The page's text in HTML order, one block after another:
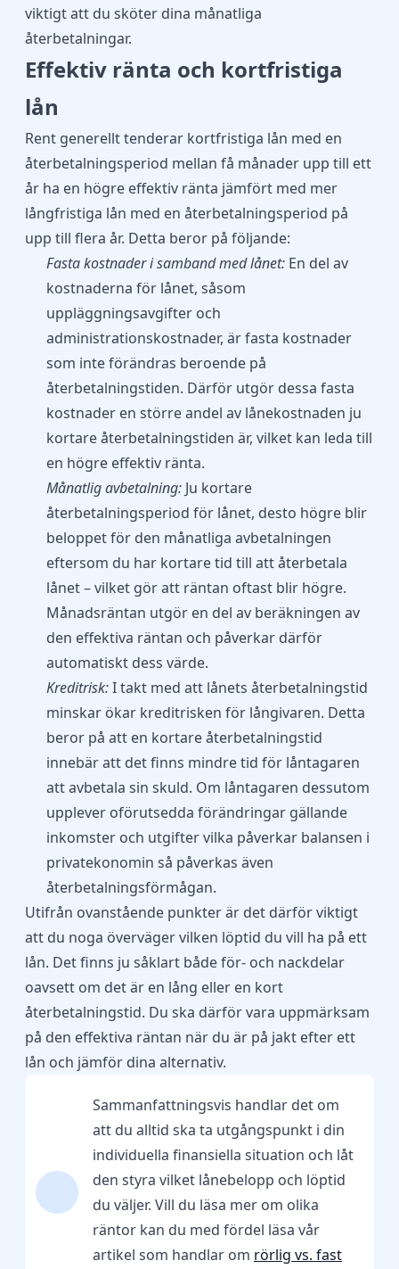
viktigt att du sköter dina månatliga
återbetalningar.
Effektiv ränta och kortfristiga
lån
Rent generellt tenderar kortfristiga lån med en
återbetalningsperiod mellan få månader upp till ett
år ha en högre effektiv ränta jämfört med mer
långfristiga lån med en återbetalningsperiod på
upp till flera år. Detta beror på följande:
Fasta kostnader i samband med lånet: En del av
kostnaderna för lånet, såsom
uppläggningsavgifter och
administrationskostnader, är fasta kostnader
som inte förändras beroende på
återbetalningstiden. Därför utgör dessa fasta
kostnader en större andel av lånekostnaden ju
kortare återbetalningstiden är, vilket kan leda till
en högre effektiv ränta.
Månatlig avbetalning: Ju kortare
återbetalningsperiod för lånet, desto högre blir
beloppet för den månatliga avbetalningen
eftersom du har kortare tid till att återbetala
lånet – vilket gör att räntan oftast blir högre.
Månadsräntan utgör en del av beräkningen av
den effektiva räntan och påverkar därför
automatiskt dess värde.
Kreditrisk:I takt med att lånets återbetalningstid
minskar ökar kreditrisken för långivaren. Detta
beror på att en kortare återbetalningstid
innebär att det finns mindre tid för låntagaren
att avbetala sin skuld. Om låntagaren dessutom
upplever oförutsedda förändringar gällande
inkomster och utgifter vilka påverkar balansen i
privatekonomin så påverkas även
återbetalningsförmågan.
Utifrån ovanstående punkter är det därför viktigt
att du noga överväger vilken löptid du vill ha på ett
lån. Det finns ju såklart både för- och nackdelar
oavsett om det är en lång eller en kort
återbetalningstid. Du ska därför vara uppmärksam
på den effektiva räntan när du är på jakt efter ett
lån och jämför dina alternativ.
Sammanfattningsvis handlar det om
att du alltid ska ta utgångspunkt i din
individuella finansiella situation och låt
den styra vilket lånebelopp och löptid
du väljer. Vill du läsa mer om olika
räntor kan du med fördel läsa vår
artikel som handlar om rörlig vs. fast